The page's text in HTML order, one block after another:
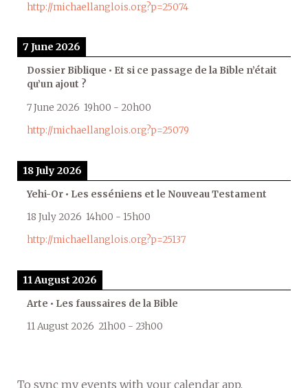
http://michaellanglois.org?p=25074
7 June 2026
Dossier Biblique • Et si ce passage de la Bible n’était
qu’un ajout ?
7 June 2026 19h00 - 20h00
http://michaellanglois.org?p=25079
18 July 2026
Yehi-Or • Les esséniens et le Nouveau Testament
18 July 2026 14h00 - 15h00
http://michaellanglois.org?p=25137
11 August 2026
Arte • Les faussaires de la Bible
11 August 2026 21h00 - 23h00
To sync my events with your calendar app,